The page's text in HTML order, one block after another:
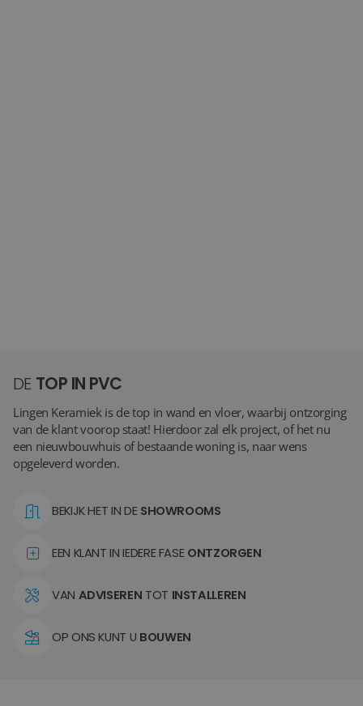
DE TOP IN PVC
Lingen Keramiek is de top in wand en vloer, waarbij ontzorging
van de klant voorop staat! Hierdoor zal elk project, of het nu
een nieuwbouwhuis of bestaande woning is, naar wens
opgeleverd worden.
BEKIJK HET IN DE SHOWROOMS
EEN KLANT IN IEDERE FASE ONTZORGEN
VAN ADVISEREN TOT INSTALLEREN
OP ONS KUNT U BOUWEN